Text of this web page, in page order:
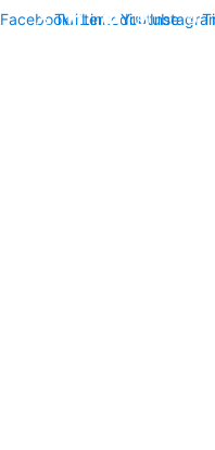
FacebookTwitterLinkedinYoutube